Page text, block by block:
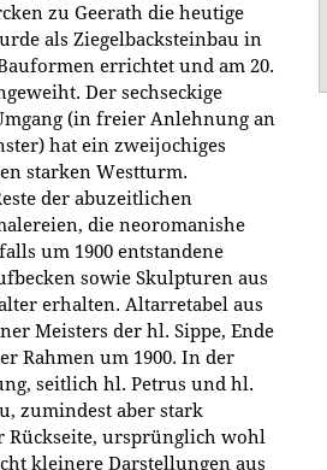
zu Geerath die heutige
als Ziegelbacksteinbau in
errichtet und am 20.
Der sechseckige
(in freier Anlehnung an
hat ein zweijochiges
starken Westturm.
der abuzeitlichen
die neoromanishe
um 1900 entstandene
sowie Skulpturen aus
erhalten. Altarretabel aus
Meisters der hl. Sippe, Ende
Rahmen um 1900. In der
seitlich hl. Petrus und hl.
zumindest aber stark
Rückseite, ursprünglich wohl
kleinere Darstellungen aus